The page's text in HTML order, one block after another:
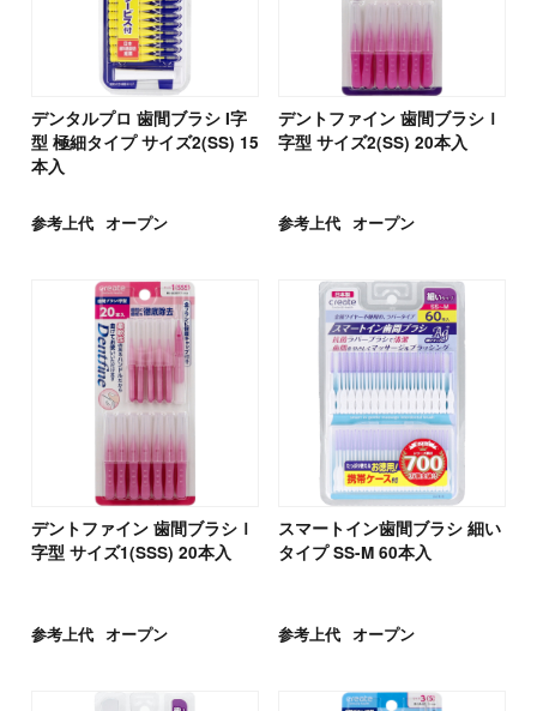
デンタルプロ 歯間ブラシ I字
型 極細タイプ サイズ2(SS) 15
本入
参考上代 オープン
デントファイン 歯間ブラシＩ
字型 サイズ2(SS) 20本入
参考上代 オープン
デントファイン 歯間ブラシＩ
字型 サイズ1(SSS) 20本入
参考上代 オープン
スマートイン歯間ブラシ 細い
タイプ SS-M 60本入
参考上代 オープン